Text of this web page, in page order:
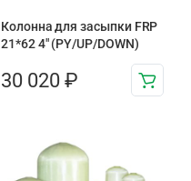
Колонна для засыпки FRP
21*62 4″ (PY/UP/DOWN)
30 020 ₽